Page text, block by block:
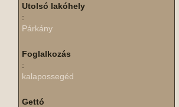
Utolsó lakóhely
:
Párkány
Foglalkozás
:
kalapossegéd
Gettó